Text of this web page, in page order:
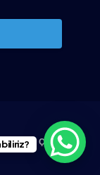
Yukarı Çık